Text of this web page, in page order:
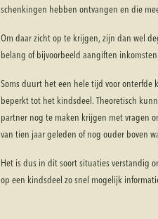
schenkingen hebben ontvangen en die
Om daar zicht op te krijgen, zijn dan wel
belang of bijvoorbeeld aangiften
Soms duurt het een hele tijd voor
beperkt tot het kindsdeel. Theoretisch
partner nog te maken krijgen met vragen
van tien jaar geleden of nog ouder boven
Het is dus in dit soort situaties verstandig
op een kindsdeel zo snel mogelijk